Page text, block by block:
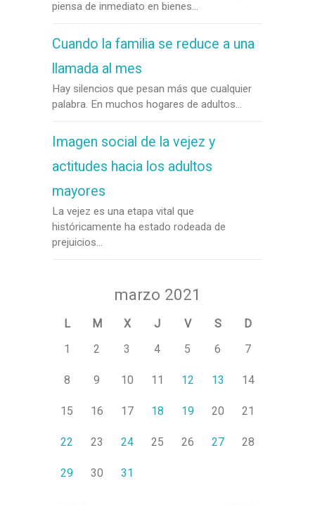
piensa de inmediato en bienes...
Cuando la familia se reduce a una
llamada al mes
Hay silencios que pesan más que cualquier
palabra. En muchos hogares de adultos...
Imagen social de la vejez y
actitudes hacia los adultos
mayores
La vejez es una etapa vital que
históricamente ha estado rodeada de
prejuicios...
marzo 2021
L M X J V S
D
1
2 3 4 5 6 7
8 9 10 11 12 13 14
15 16 17 18 19 20 21
22 23 24 25 26 27 28
29 30 31